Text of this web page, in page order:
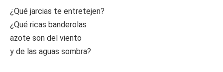
¿Qué jarcias te entretejen?
¿Qué ricas banderolas
azote son del viento
y de las aguas sombra?